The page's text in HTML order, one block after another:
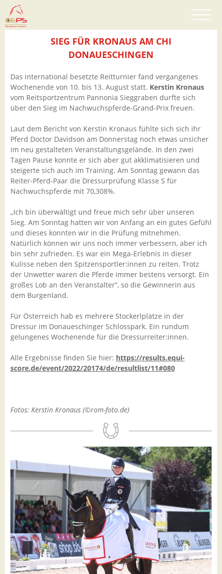
SIEG FÜR KRONAUS AM CHI
DONAUESCHINGEN
Das international besetzte Reitturnier fand vergangenes
Wochenende von 10. bis 13. August statt. Kerstin Kronaus
vom Reitsportzentrum Pannonia Sieggraben durfte sich
über den Sieg im Nachwuchspferde-Grand-Prix freuen.
Laut dem Bericht von Kerstin Kronaus fühlte sich sich ihr
Pferd Doctor Davidson am Donnerstag noch etwas unsicher
im neu gestalteten Veranstaltungsgelände. In den zwei
Tagen Pause konnte er sich aber gut akklimatisieren und
steigerte sich auch im Training. Am Sonntag gewann das
Reiter-Pferd-Paar die Dressurprüfung Klasse S für
Nachwuchspferde mit 70,308%.
„Ich bin überwältigt und freue mich sehr über unseren
Sieg. Am Sonntag hatten wir von Anfang an ein gutes Gefühl
und dieses konnten wir in die Prüfung mitnehmen.
Natürlich können wir uns noch immer verbessern, aber ich
bin sehr zufrieden. Es war ein Mega-Erlebnis in dieser
Kulisse neben den Spitzensportler:innen zu reiten. Trotz
der Unwetter waren die Pferde immer bestens versorgt. Ein
großes Lob an den Veranstalter”, so die Gewinnerin aus
dem Burgenland.
Für Österreich hab es mehrere Stockerlplätze in der
Dressur im Donaueschinger Schlosspark. Ein rundum
gelungenes Wochenende für die Dressurreiter:innen.
Alle Ergebnisse finden Sie hier: https://results.equi-
score.de/event/2022/20174/de/resultlist/11#080
Fotos: Kerstin Kronaus (©rom-foto.de)